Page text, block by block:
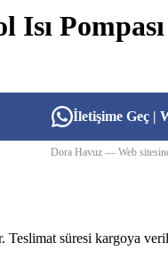
Pompası
İletişime Geç |
Dora Havuz — Web
Teslimat süresi kargoya